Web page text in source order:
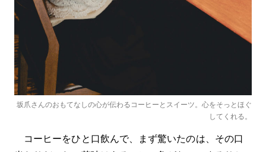
坂爪さんのおもてなしの心が伝わるコーヒーとスイーツ。心をそっとほぐ
してくれる。
コーヒーをひと口飲んで、まず驚いたのは、その口